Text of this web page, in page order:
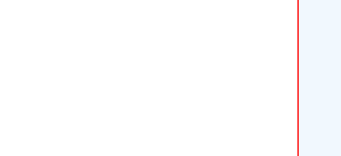
贵经济技术开发区政办公室关于经开区大数据
宁乡经开区“马上就办”企业大事不折腾小事不出
经开区加大领办代办力度加快企业落地手续审
【2017广西嘉路人力资源顾问有限责任公司招
[经开区]四川雅安经开区管委会办公室办公设备